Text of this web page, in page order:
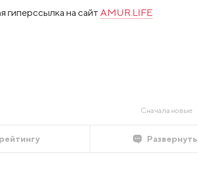
гиперссылка на сайт AMUR.LIFE
Сначала новые